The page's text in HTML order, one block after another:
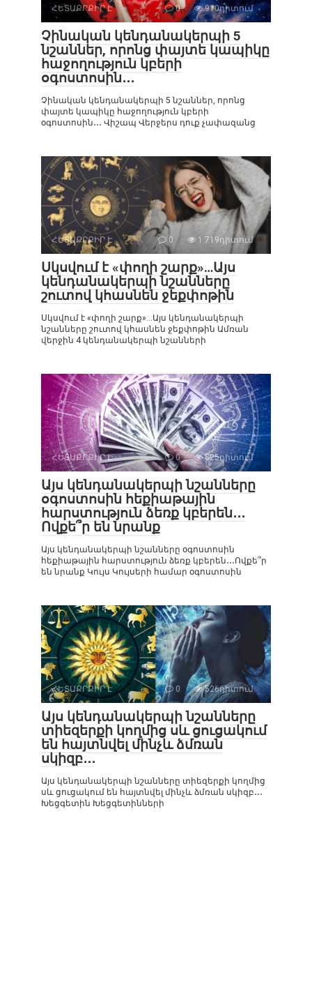
ՀԵՏԱՔՐՔԻՐ Է 0 910դիտում
Չինական կենդանակերպի 5
նշաններ, որոնց փայտե կապիկը
հաջողություն կբերի
օգոստոսին․․․
Չինական կենդանակերպի 5 նշաններ, որոնց
փայտե կապիկը հաջողություն կբերի
օգոստոսին․․․ Վիշապ Վերջերս դուք չափազանց
ՀԵՏԱՔՐՔԻՐ Է 0 1 719դիտում
Սկսվում է «փողի շարք»…Այս
կենդանակերպի նշանները
շուտով կհասնեն ջեքփոթին
Սկսվում է «փողի շարք»…Այս կենդանակերպի
նշանները շուտով կհասնեն ջեքփոթին Ամռան
վերջին 4 կենդանակերպի նշանների
ՀԵՏԱՔՐՔԻՐ Է 0 825դիտում
Այս կենդանակերպի նշանները
օգոստոսին հեքիաթային
հարստություն ձեռք կբերեն․․․
Ովքե՞ր են նրանք
Այս կենդանակերպի նշանները օգոստոսին
հեքիաթային հարստություն ձեռք կբերեն․․․Ովքե՞ր
են նրանք Կույս Կույսերի համար օգոստոսին
ՀԵՏԱՔՐՔԻՐ Է 0 526դիտում
Այս կենդանակերպի նշանները
տիեզերքի կողմից սև ցուցակում
են հայտնվել մինչև ձմռան
սկիզբ․․․
Այս կենդանակերպի նշանները տիեզերքի կողմից
սև ցուցակում են հայտնվել մինչև ձմռան սկիզբ․․․
Խեցգետին Խեցգետինների